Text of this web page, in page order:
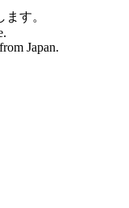
す。
Japan.